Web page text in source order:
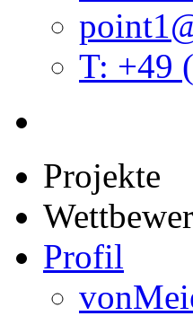
T: +49
Projekte
Profil